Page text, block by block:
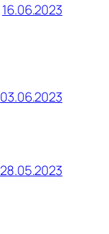
16.06.2023
03.06.2023
28.05.2023